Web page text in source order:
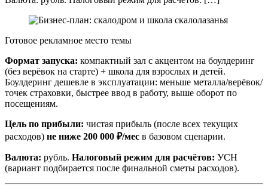
Готовое рекламное место темы
Формат запуска: компактный зал с акцентом на боулдеринг
(без верёвок на старте) + школа для взрослых и детей.
Боулдеринг дешевле в эксплуатации: меньше металла/верёвок/
точек страховки, быстрее ввод в работу, выше оборот по
посещениям.
Цель по прибыли: чистая прибыль (после всех текущих
расходов) не ниже 200 000 ₽/мес в базовом сценарии.
Валюта: рубль. Налоговый режим для расчётов: УСН
(вариант подбирается после финальной сметы расходов).